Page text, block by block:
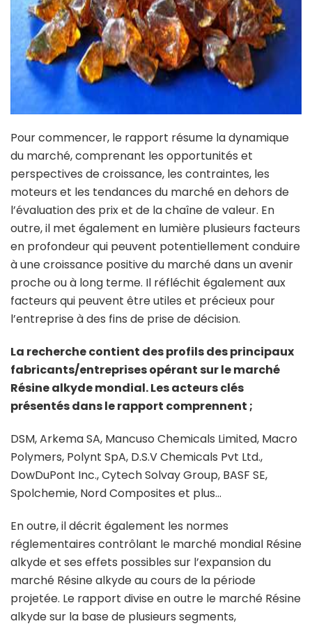
Pour commencer, le rapport résume la dynamique
du marché, comprenant les opportunités et
perspectives de croissance, les contraintes, les
moteurs et les tendances du marché en dehors de
l’évaluation des prix et de la chaîne de valeur. En
outre, il met également en lumière plusieurs facteurs
en profondeur qui peuvent potentiellement conduire
à une croissance positive du marché dans un avenir
proche ou à long terme. Il réfléchit également aux
facteurs qui peuvent être utiles et précieux pour
l’entreprise à des fins de prise de décision.
La recherche contient des profils des principaux
fabricants/entreprises opérant sur le marché
Résine alkyde mondial. Les acteurs clés
présentés dans le rapport comprennent ;
DSM, Arkema SA, Mancuso Chemicals Limited, Macro
Polymers, Polynt SpA, D.S.V Chemicals Pvt Ltd.,
DowDuPont Inc., Cytech Solvay Group, BASF SE,
Spolchemie, Nord Composites et plus…
En outre, il décrit également les normes
réglementaires contrôlant le marché mondial Résine
alkyde et ses effets possibles sur l’expansion du
marché Résine alkyde au cours de la période
projetée. Le rapport divise en outre le marché Résine
alkyde sur la base de plusieurs segments,